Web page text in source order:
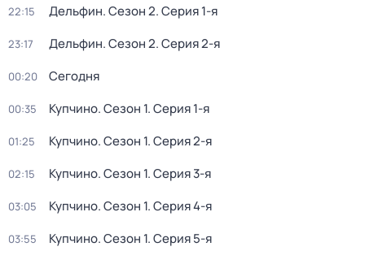
22:15 Дельфин. Сезон 2. Серия 1-я
23:17 Дельфин. Сезон 2. Серия 2-я
00:20 Сегодня
00:35 Купчино. Сезон 1. Серия 1-я
01:25 Купчино. Сезон 1. Серия 2-я
02:15 Купчино. Сезон 1. Серия 3-я
03:05 Купчино. Сезон 1. Серия 4-я
03:55 Купчино. Сезон 1. Серия 5-я